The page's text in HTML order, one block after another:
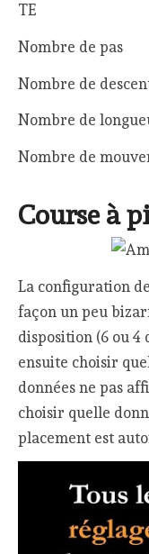
TE
Nombre de pas
Nombre de
Nombre de
Nombre de
Course à
La configuration
façon un peu
disposition (6 ou 4
ensuite choisir
données ne pas
choisir quelle
placement est